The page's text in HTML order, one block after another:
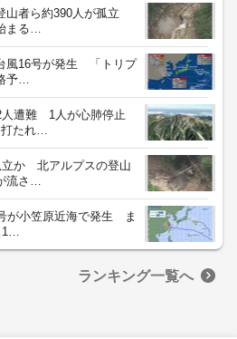
山者ら約390人が孤立
まる…
風16号が発生 「トリプ
予…
人遭難 1人が心肺停止
打たれ…
立か 北アルプスの登山
流さ…
が小笠原近海で発生 ま
ランキング一覧へ